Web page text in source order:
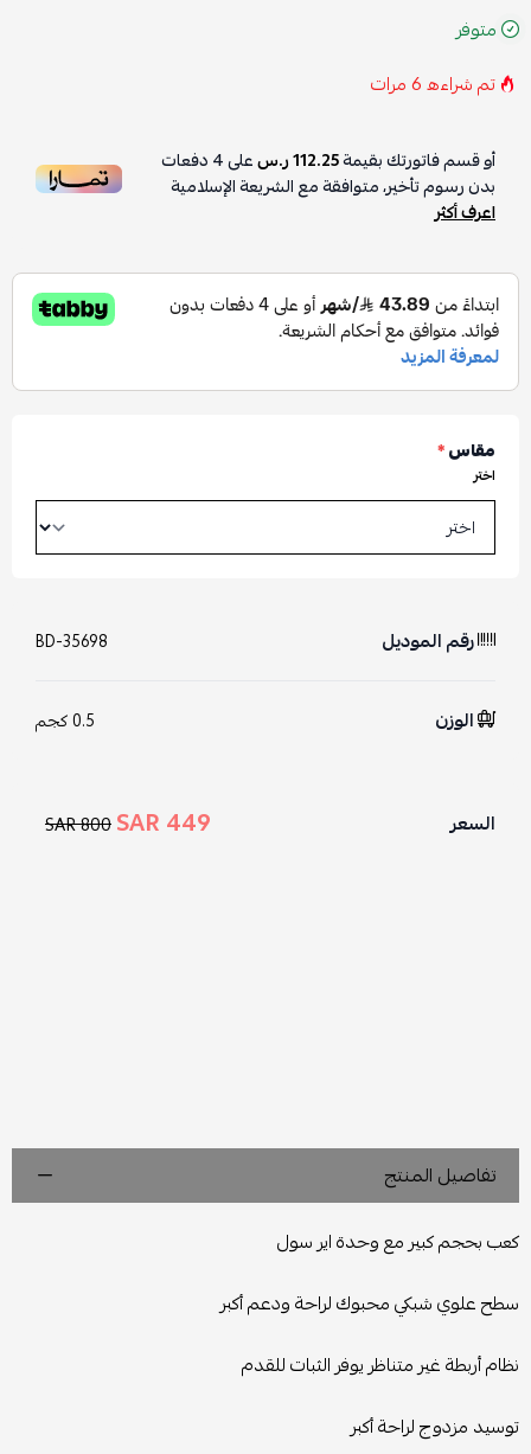
متوفر
تم شراءه6مرات
أو قسم فاتورتك بقيمة112.25 ر.س على4دفعات
بدون رسوم تأخير، متوافقة مع الشريعة الإسلامية
اعرف أكثر
مقاس*
اختر
رقم الموديل BD-35698
الوزن 0.5 كجم
السعر 449 SAR
800 SAR
تفاصيل المنتج
كعب بحجم كبير مع وحدة اير سول
سطح علوي شبكي محبوك لراحة ودعم أكبر
نظام أربطة غير متناظر يوفر الثبات للقدم
توسيد مزدوج لراحة أكبر